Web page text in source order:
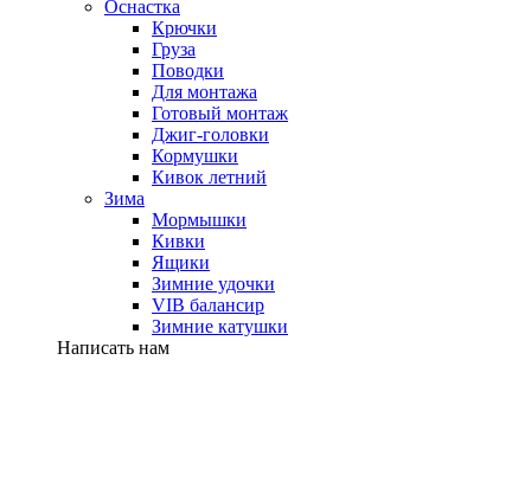
Оснастка
Крючки
Груза
Поводки
Для монтажа
Готовый монтаж
Джиг-головки
Кормушки
Кивок летний
Зима
Мормышки
Кивки
Ящики
Зимние удочки
VIB балансир
Зимние катушки
Написать нам